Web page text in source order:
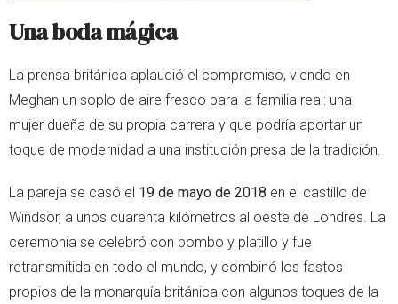
Una boda mágica
La prensa británica aplaudió el compromiso, viendo en
Meghan un soplo de aire fresco para la familia real: una
mujer dueña de su propia carrera y que podría aportar un
toque de modernidad a una institución presa de la tradición.
La pareja se casó el 19 de mayo de 2018 en el castillo de
Windsor, a unos cuarenta kilómetros al oeste de Londres. La
ceremonia se celebró con bombo y platillo y fue
retransmitida en todo el mundo, y combinó los fastos
propios de la monarquía británica con algunos toques de la